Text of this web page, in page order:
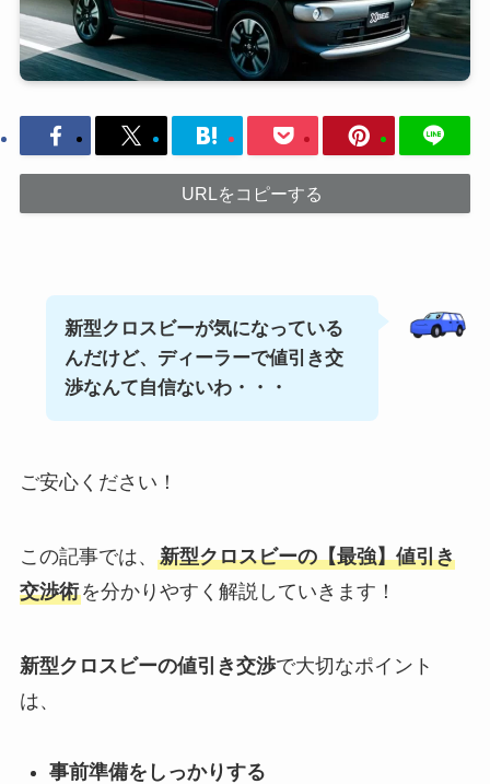
URLをコピーする
新型クロスビーが気になっている
んだけど、ディーラーで値引き交
渉なんて自信ないわ・・・
ご安心ください！
この記事では、 新型クロスビーの【最強】値引き
交渉術を分かりやすく解説していきます！
新型クロスビーの値引き交渉で大切なポイント
は、
事前準備をしっかりする